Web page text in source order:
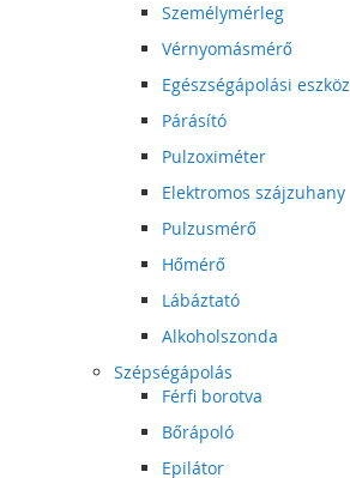
Személymérleg
Vérnyomásmérő
Egészségápolási eszköz
Párásító
Pulzoximéter
Elektromos szájzuhany
Pulzusmérő
Hőmérő
Lábáztató
Alkoholszonda
Szépségápolás
Férfi borotva
Bőrápoló
Epilátor